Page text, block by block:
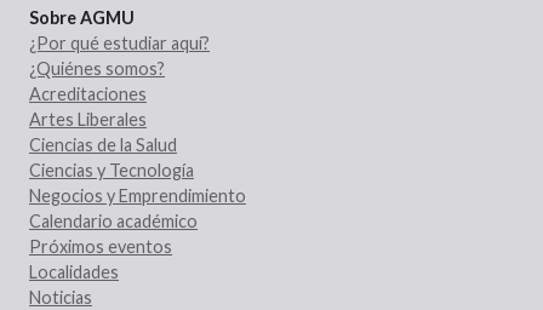
Sobre AGMU
¿Por qué estudiar aquí?
¿Quiénes somos?
Acreditaciones
Artes Liberales
Ciencias de la Salud
Ciencias y Tecnología
Negocios y Emprendimiento
Calendario académico
Próximos eventos
Localidades
Noticias